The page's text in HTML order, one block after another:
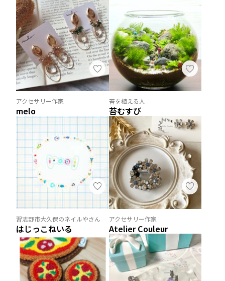
アクセサリー作家
melo
苔を植える人
苔むすび
習志野市大久保のネイルやさん
はじっこねいる
アクセサリー作家
Atelier Couleur